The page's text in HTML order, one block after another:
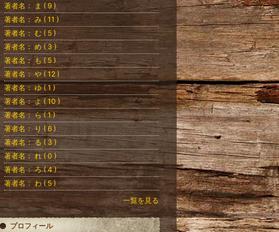
著者名： ま ( 9 )
著者名： み ( 11 )
著者名： む ( 5 )
著者名： め ( 3 )
著者名： も ( 5 )
著者名： や ( 12 )
著者名： ゆ ( 1 )
著者名： よ ( 10 )
著者名： ら ( 1 )
著者名： り ( 6 )
著者名： る ( 3 )
著者名： れ ( 0 )
著者名： ろ ( 4 )
著者名： わ ( 5 )
一覧を見る
プロフィール